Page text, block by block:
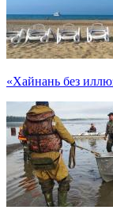
«Хайнань без